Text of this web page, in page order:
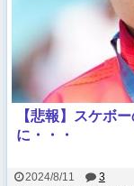
【悲報】スケボ
に・・・
2024/8/11
3